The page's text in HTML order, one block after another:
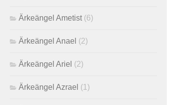
Ärkeängel Ametist (6)
Ärkeängel Anael (2)
Ärkeängel Ariel (2)
Ärkeängel Azrael (1)